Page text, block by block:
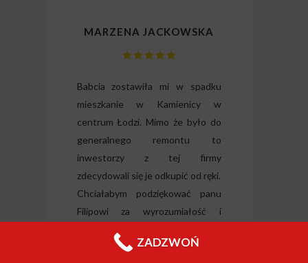
MARZENA JACKOWSKA
Babcia zostawiła mi w spadku
mieszkanie w Kamienicy w
centrum Łodzi. Mimo że było do
generalnego remontu to
inwestorzy z tej firmy
zdecydowali się je odkupić od ręki.
Chciałabym podziękować panu
Filipowi za wyrozumiałość i
ZADZWOŃ